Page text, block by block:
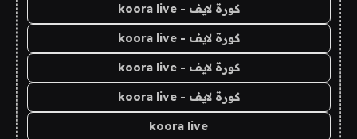
كورة لايف - koora live
كورة لايف - koora live
كورة لايف - koora live
كورة لايف - koora live
koora live